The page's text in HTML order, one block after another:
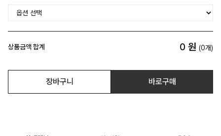
상품금액 합계 0 원 (0개)
장바구니 바로구매